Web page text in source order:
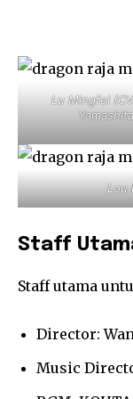
Lu Mingfei
Lou
Staff
Staff utama
Director:
Music